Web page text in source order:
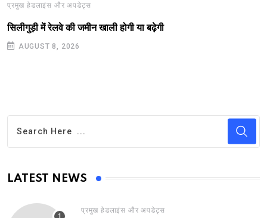
प्रमुख हेडलाइंस और अपडेट्स
सिलीगुड़ी में रेलवे की जमीन खाली होगी या बढ़ेगी
AUGUST 8, 2026
LATEST NEWS
प्रमुख हेडलाइंस और अपडेट्स